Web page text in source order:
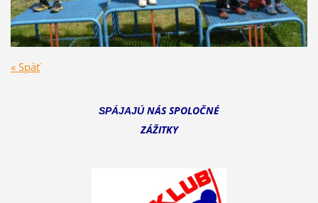
« Späť
SPÁJAJÚNÁS SPOLOČNÉ
ZÁŽITKY